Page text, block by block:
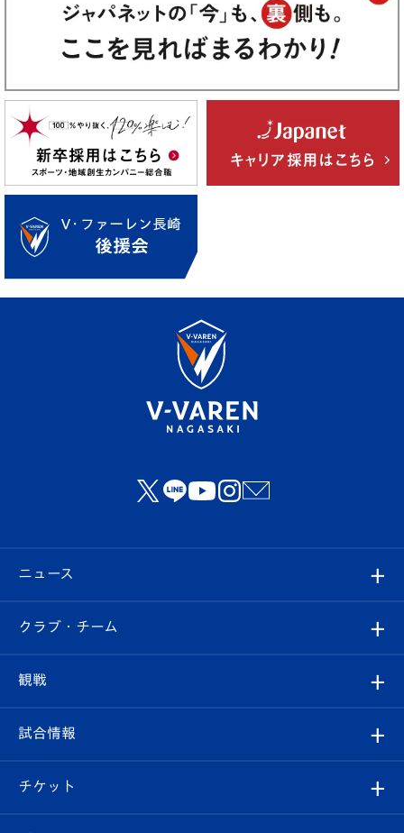
ニュース
すべて
クラブ
試合情報
クラブ・チーム
クラブ概要
エンブレム紹介
観戦
観戦ルール
はじめての観戦ガイド
試合情報
試合日程/結果
チケット